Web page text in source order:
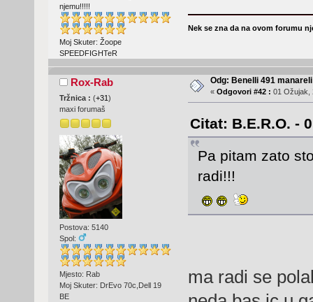
njemu!!!!!
Moj Skuter: Žoope
SPEEDFIGHTeR
Nek se zna da na ovom forumu
Rox-Rab
Tržnica : (+31)
maxi forumaš
Postova: 5140
Spol:
Mjesto: Rab
Moj Skuter: DrEvo 70c,Dell 19
BE
Odg: Benelli 491
« Odgovori #42 : 01 Ožujak,
Citat: B.E.R.O. -
Pa pitam zato
radi!!!
ma radi se